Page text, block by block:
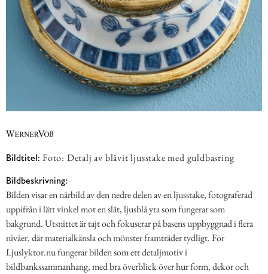
Bildtitel: Foto: Detalj av blåvit ljusstake med guldbasring
Bildbeskrivning:
Bilden visar en närbild av den nedre delen av en ljusstake, fotograferad
uppifrån i lätt vinkel mot en slät, ljusblå yta som fungerar som
bakgrund. Utsnittet är tajt och fokuserar på basens uppbyggnad i flera
nivåer, där materialkänsla och mönster framträder tydligt. För
Ljuslyktor.nu fungerar bilden som ett detaljmotiv i
bildbankssammanhang, med bra överblick över hur form, dekor och